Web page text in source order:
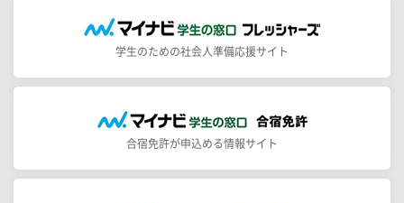
学生のための社会人準備応援サイト
合宿免許が申込める情報サイト